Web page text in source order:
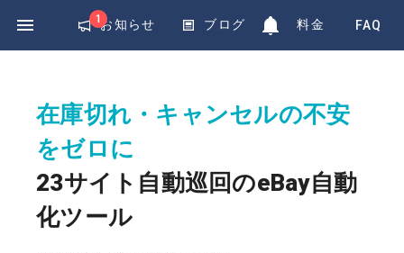
Exponential
1お知らせ ブログ 料金 FAQ
在庫切れ・キャンセルの不安
をゼロに
23サイト自動巡回のeBay自動
化ツール